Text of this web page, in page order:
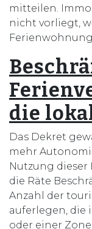
mitteilen.
nicht vorliegt,
die
Das Dekret
mehr
Nutzung
die Räte
Anzahl der
auferlegen, die
oder einer